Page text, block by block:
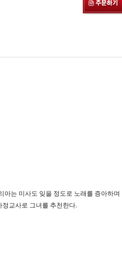
는 미사도 잊을 정도로 노래를 증아하
교사로 그녀를 추천한다.